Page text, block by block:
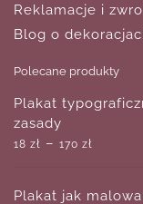
Reklamacje i
Blog o
Polecane produkty
Plakat
zasady
18 zł – 170 zł
Plakat jak